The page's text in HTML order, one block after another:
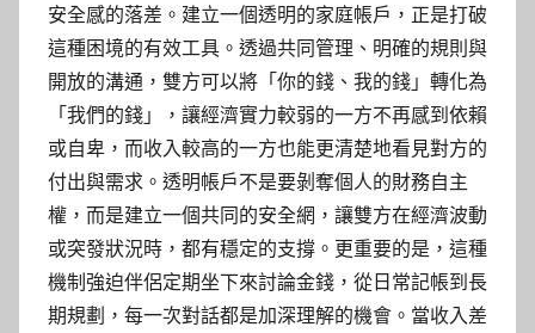
安全感的落差。建立一個透明的家庭帳戶，正是打破
這種困境的有效工具。透過共同管理、明確的規則與
開放的溝通，雙方可以將「你的錢、我的錢」轉化為
「我們的錢」，讓經濟實力較弱的一方不再感到依賴
或自卑，而收入較高的一方也能更清楚地看見對方的
付出與需求。透明帳戶不是要剝奪個人的財務自主
權，而是建立一個共同的安全網，讓雙方在經濟波動
或突發狀況時，都有穩定的支撐。更重要的是，這種
機制強迫伴侶定期坐下來討論金錢，從日常記帳到長
期規劃，每一次對話都是加深理解的機會。當收入差